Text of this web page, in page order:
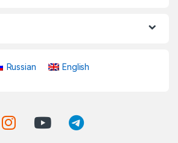
Russian English